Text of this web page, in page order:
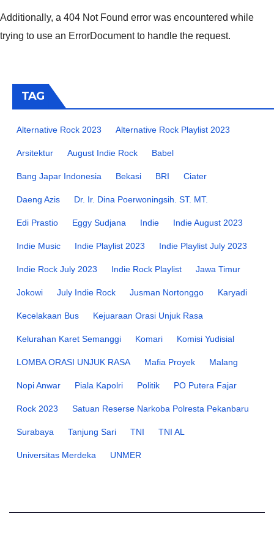
Additionally, a 404 Not Found error was encountered while
trying to use an ErrorDocument to handle the request.
TAG
Alternative Rock 2023 Alternative Rock Playlist 2023
Arsitektur August Indie Rock Babel
Bang Japar Indonesia Bekasi BRI Ciater
Daeng Azis Dr. Ir. Dina Poerwoningsih. ST. MT.
Edi Prastio Eggy Sudjana Indie Indie August 2023
Indie Music Indie Playlist 2023 Indie Playlist July 2023
Indie Rock July 2023 Indie Rock Playlist Jawa Timur
Jokowi July Indie Rock Jusman Nortonggo Karyadi
Kecelakaan Bus Kejuaraan Orasi Unjuk Rasa
Kelurahan Karet Semanggi Komari Komisi Yudisial
LOMBA ORASI UNJUK RASA Mafia Proyek Malang
Nopi Anwar Piala Kapolri Politik PO Putera Fajar
Rock 2023 Satuan Reserse Narkoba Polresta Pekanbaru
Surabaya Tanjung Sari TNI TNI AL
Universitas Merdeka UNMER